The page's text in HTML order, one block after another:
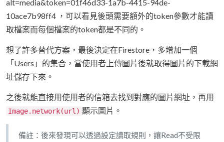
alt=media&token=01f46d33-1a7b-4415-94de-
10ace7b98ff4 ，可以看見後頭需要額外的token參數才能讀
取檔案而每個檔案的token都是不同的。
想了許多替代方案，最後決定在Firestore，多增加一個
「Users」的集合，當使用者上傳圖片後就取得圖片的下載網
址儲存下來。
之後就能直接用使用者的信箱去找到對應的圖片網址，再用
Image.network(url) 顯示圖片。
備註：後來發現可以透過設定讀取規則，讓Read不受限